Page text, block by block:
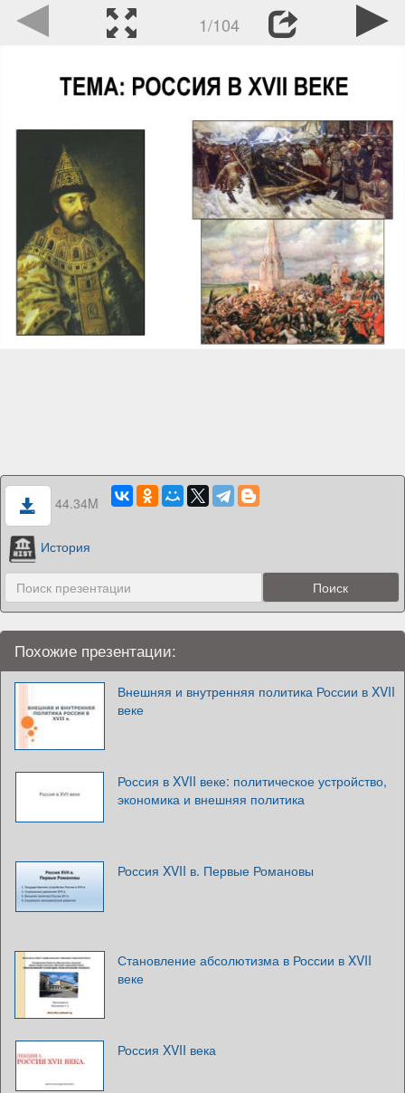
1/104
44.34M
История
Похожие презентации:
Внешняя и внутренняя политика России в XVII
веке
Россия в XVII веке: политическое устройство,
экономика и внешняя политика
Россия XVII в. Первые Романовы
Становление абсолютизма в России в XVII
веке
Россия XVII века